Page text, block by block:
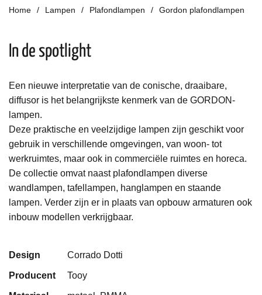
Home Lampen Plafondlampen Gordon plafondlampen
In de spotlight
Een nieuwe interpretatie van de conische, draaibare,
diffusor is het belangrijkste kenmerk van de GORDON-
lampen.
Deze praktische en veelzijdige lampen zijn geschikt voor
gebruik in verschillende omgevingen, van woon- tot
werkruimtes, maar ook in commerciële ruimtes en horeca.
De collectie omvat naast plafondlampen diverse
wandlampen, tafellampen, hanglampen en staande
lampen. Verder zijn er in plaats van opbouw armaturen ook
inbouw modellen verkrijgbaar.
Design Corrado Dotti
Producent Tooy